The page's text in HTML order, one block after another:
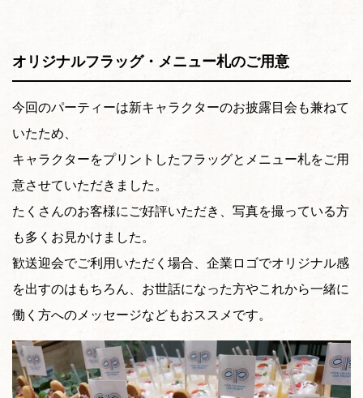
オリジナルフラッグ・メニュー札のご用意
今回のパーティーは新キャラクターのお披露目会も兼ねて
いたため、
キャラクターをプリントしたフラッグとメニュー札をご用
意させていただきました。
たくさんのお客様にご好評いただき、写真を撮っている方
も多くお見かけました。
歓送迎会でご利用いただく場合、企業ロゴでオリジナル感
を出すのはもちろん、お世話になった方やこれから一緒に
働く方へのメッセージなどもおススメです。